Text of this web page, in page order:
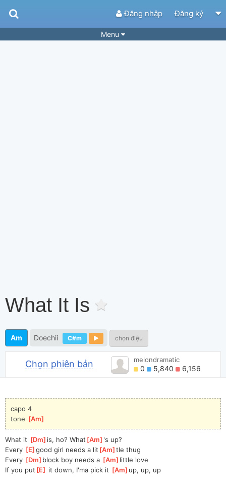
Đăng nhập Đăng ký
Menu
What It Is
Am Doechii C#m chọn điệu
Chọn phiên bản melondramatic
0 5,840 6,156
capo 4
tone [Am
What it [Dm ]is, ho? What [Am ]'s up?
Every [E ]
good girl needs a lit [Am ]tle thug
Every [Dm ]block boy needs a [Am ]little love
If you put [E it down, I'ma pick it [Am ]up, up, up